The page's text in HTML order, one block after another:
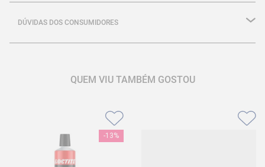
DÚVIDAS DOS CONSUMIDORES
QUEM VIU TAMBÉM GOSTOU
-13%